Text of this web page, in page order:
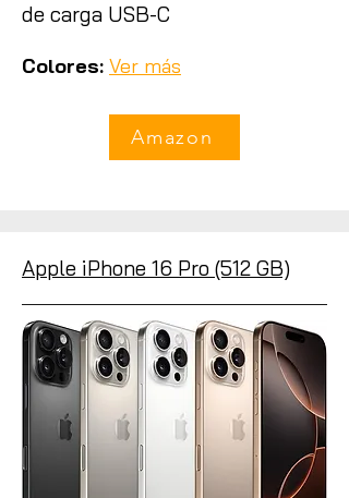
de carga USB-C
Colores: Ver más
Amazon
Apple iPhone 16 Pro (512 GB)